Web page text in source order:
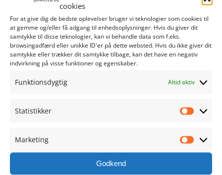
cookies
For at give dig de bedste oplevelser bruger vi teknologier som cookies til
at gemme og/eller få adgang til enhedsoplysninger. Hvis du giver dit
samtykke til disse teknologier, kan vi behandle data som f.eks.
browsingadfærd eller unikke ID'er på dette websted. Hvis du ikke giver dit
samtykke eller trækker dit samtykke tilbage, kan det have en negativ
indvirkning på visse funktioner og egenskaber.
Funktionsdygtig Altid aktiv
Statistikker
Marketing
Godkend
oktober 2024
september 2024
august 2024
juli 2024